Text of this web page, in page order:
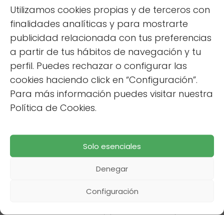
Utilizamos cookies propias y de terceros con
finalidades analíticas y para mostrarte
publicidad relacionada con tus preferencias
a partir de tus hábitos de navegación y tu
perfil. Puedes rechazar o configurar las
cookies haciendo click en “Configuración”.
Para más información puedes visitar nuestra
Política de Cookies.
Solo esenciales
Denegar
Configuración
Además, practicarejercicio regularmente es
esencial para mantener un perfil lipídico
saludable.
Lamonitorizaciónregular de los niveles de
colesterol, con la ayuda de un profesional de
la salud, es la mejor manera de evaluar la
efectividad de las semillas germinadas y
necesidades individuales.
Las semillas germinadas representan una